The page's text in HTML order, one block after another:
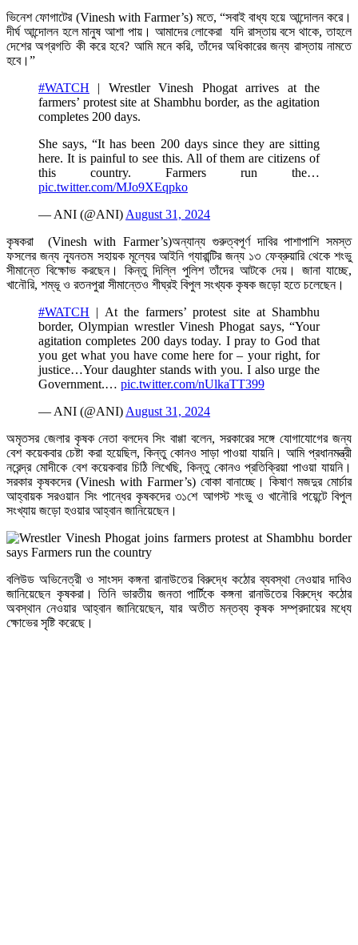
ভিনেশ ফোগাটের (Vinesh with Farmer’s) মতে, “সবাই বাধ্য হয়ে আন্দোলন করে।
দীর্ঘ আন্দোলন হলে মানুষ আশা পায়। আমাদের লোকেরা যদি রাস্তায় বসে থাকে, তাহলে
দেশের অগ্রগতি কী করে হবে? আমি মনে করি, তাঁদের অধিকারের জন্য রাস্তায় নামতে
হবে।”
#WATCH | Wrestler Vinesh Phogat arrives at the
farmers’ protest site at Shambhu border, as the agitation
completes 200 days.
She says, “It has been 200 days since they are sitting
here. It is painful to see this. All of them are citizens of
this country. Farmers run the…
pic.twitter.com/MJo9XEqpko
— ANI (@ANI) August 31, 2024
কৃষকরা (Vinesh with Farmer’s)অন্যান্য গুরুত্বপূর্ণ দাবির পাশাপাশি সমস্ত
ফসলের জন্য ন্যূনতম সহায়ক মূল্যের আইনি গ্যারান্টির জন্য ১৩ ফেব্রুয়ারি থেকে শংভু
সীমান্তে বিক্ষোভ করছেন। কিন্তু দিল্লি পুলিশ তাঁদের আটকে দেয়। জানা যাচ্ছে,
খানৌরি, শম্ভূ ও রতনপুরা সীমান্তেও শীঘ্রই বিপুল সংখ্যক কৃষক জড়ো হতে চলেছেন।
#WATCH | At the farmers’ protest site at Shambhu
border, Olympian wrestler Vinesh Phogat says, “Your
agitation completes 200 days today. I pray to God that
you get what you have come here for – your right, for
justice…Your daughter stands with you. I also urge the
Government.… pic.twitter.com/nUlkaTT399
— ANI (@ANI) August 31, 2024
অমৃতসর জেলার কৃষক নেতা বলদেব সিং বাগ্গা বলেন, সরকারের সঙ্গে যোগাযোগের জন্য
বেশ কয়েকবার চেষ্টা করা হয়েছিল, কিন্তু কোনও সাড়া পাওয়া যায়নি। আমি প্রধানমন্ত্রী
নরেন্দ্র মোদীকে বেশ কয়েকবার চিঠি লিখেছি, কিন্তু কোনও প্রতিক্রিয়া পাওয়া যায়নি।
সরকার কৃষকদের (Vinesh with Farmer’s) বোকা বানাচ্ছে। কিষাণ মজদুর মোর্চার
আহ্বায়ক সরওয়ান সিং পান্ধের কৃষকদের ৩১শে আগস্ট শংভু ও খানৌরি পয়েন্টে বিপুল
সংখ্যায় জড়ো হওয়ার আহ্বান জানিয়েছেন।
বলিউড অভিনেত্রী ও সাংসদ কঙ্গনা রানাউতের বিরুদ্ধে কঠোর ব্যবস্থা নেওয়ার দাবিও
জানিয়েছেন কৃষকরা। তিনি ভারতীয় জনতা পার্টিকে কঙ্গনা রানাউতের বিরুদ্ধে কঠোর
অবস্থান নেওয়ার আহ্বান জানিয়েছেন, যার অতীত মন্তব্য কৃষক সম্প্রদায়ের মধ্যে
ক্ষোভের সৃষ্টি করেছে।